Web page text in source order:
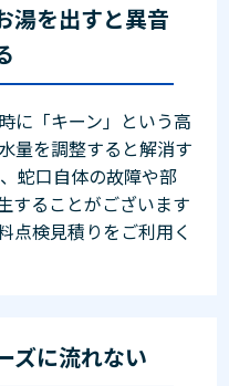
湯を出すと異音
に「キーン」という高
量を調整すると解消す
蛇口自体の故障や部
することがございます
点検見積りをご利用く
ズに流れない